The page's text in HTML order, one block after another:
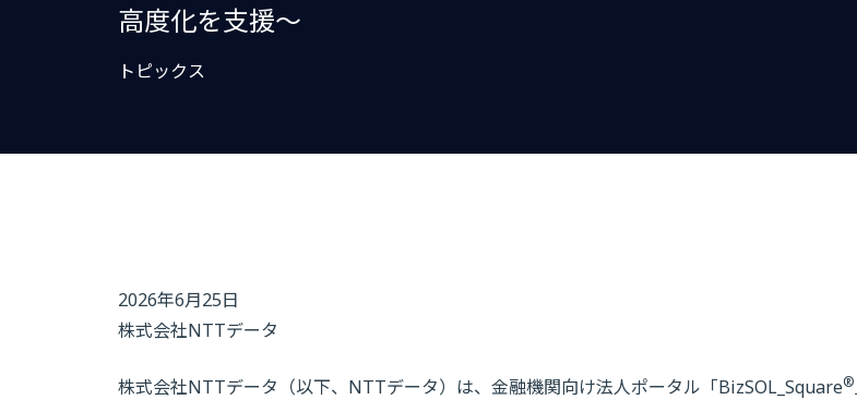
高度化を支援～
トピックス
2026年6月25日
株式会社NTTデータ
株式会社NTTデータ（以下、NTTデータ）は、金融機関向け法人ポータル「BizSOL_Square®